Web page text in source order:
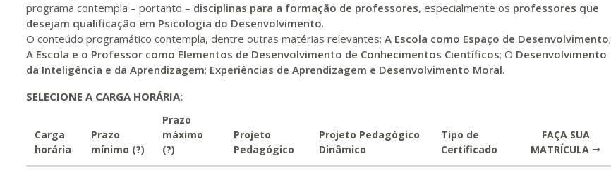
programa contempla – portanto – disciplinas para a formação de professores, especialmente os professores que
desejam qualificação em Psicologia do Desenvolvimento.
O conteúdo programático contempla, dentre outras matérias relevantes: A Escola como Espaço de Desenvolvimento;
A Escola e o Professor como Elementos de Desenvolvimento de Conhecimentos Científicos; O Desenvolvimento
da Inteligência e da Aprendizagem; Experiências de Aprendizagem e Desenvolvimento Moral.
SELECIONE A CARGA HORÁRIA:
Carga
horária
Prazo
mínimo (?)
Prazo
máximo
(?)
Projeto
Pedagógico
Projeto Pedagógico
Dinâmico
Tipo de
Certificado
FAÇA SUA
MATRÍCULA →